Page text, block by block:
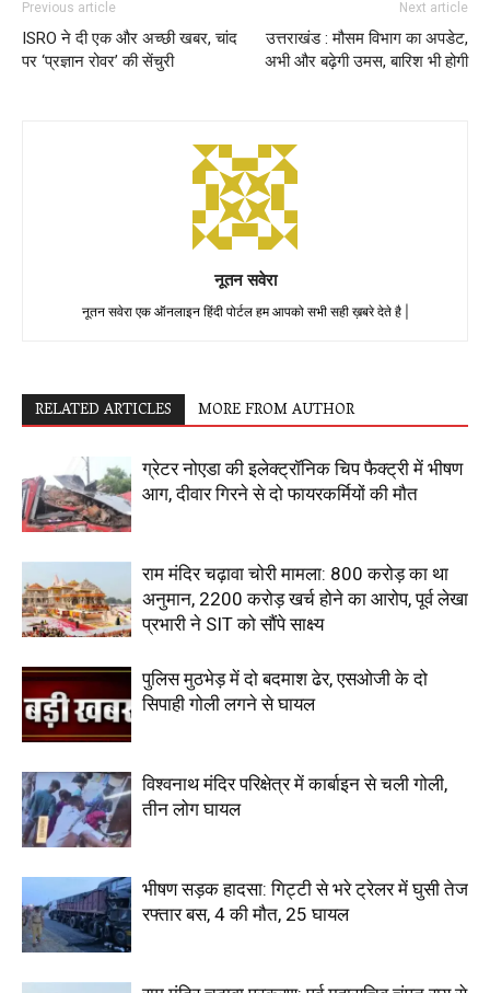
Previous article
ISRO ने दी एक और अच्छी खबर, चांद
पर ‘प्रज्ञान रोवर’ की सेंचुरी
Next article
उत्तराखंड : मौसम विभाग का अपडेट,
अभी और बढ़ेगी उमस, बारिश भी होगी
नूतन सवेरा
नूतन सवेरा एक ऑनलाइन हिंदी पोर्टल हम आपको सभी सही ख़बरे देते है |
RELATED ARTICLES MORE FROM AUTHOR
ग्रेटर नोएडा की इलेक्ट्रॉनिक चिप फैक्ट्री में भीषण
आग, दीवार गिरने से दो फायरकर्मियों की मौत
राम मंदिर चढ़ावा चोरी मामला: 800 करोड़ का था
अनुमान, 2200 करोड़ खर्च होने का आरोप, पूर्व लेखा
प्रभारी ने SIT को सौंपे साक्ष्य
पुलिस मुठभेड़ में दो बदमाश ढेर, एसओजी के दो
सिपाही गोली लगने से घायल
विश्वनाथ मंदिर परिक्षेत्र में कार्बाइन से चली गोली,
तीन लोग घायल
भीषण सड़क हादसा: गिट्टी से भरे ट्रेलर में घुसी तेज
रफ्तार बस, 4 की मौत, 25 घायल